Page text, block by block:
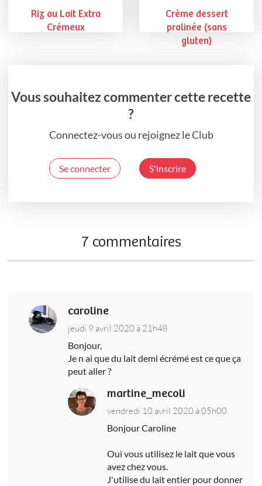
Riz au Lait Extra
Crémeux
Crème dessert
pralinée (sans
gluten)
Vous souhaitez commenter cette recette
?
Connectez-vous ou rejoignez le Club
Se connecter S'inscrire
7 commentaires
caroline
jeudi 9 avril 2020 à 21h48
Bonjour,
Je n ai que du lait demi écrémé est ce que ça
peut aller ?
martine_mecoli
vendredi 10 avril 2020 à 05h00
Bonjour Caroline
Oui vous utilisez le lait que vous
avez chez vous.
J'utilise du lait entier pour donner